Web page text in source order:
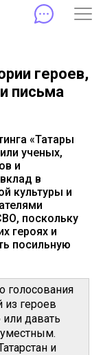
героев,
письма
«Татары
ученых,
и
в
культуры и
поскольку
героях и
посильную
голосования
из героев
или давать
и